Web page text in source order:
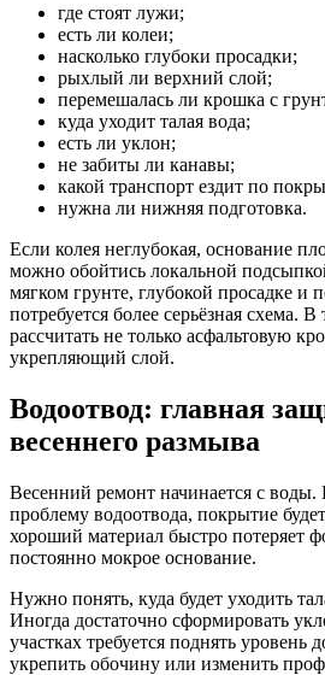
где стоят лужи;
есть ли колеи;
насколько глубоки просадки;
рыхлый ли верхний слой;
перемешалась ли крошка с
куда уходит талая вода;
есть ли уклон;
не забиты ли канавы;
какой транспорт ездит по
нужна ли нижняя подготовка.
Если колея неглубокая, основание
можно обойтись локальной
мягком грунте, глубокой просадке и
потребуется более серьёзная схема.
рассчитать не только асфальтовую
укрепляющий слой.
Водоотвод: главная
весеннего размыва
Весенний ремонт начинается с
проблему водоотвода, покрытие
хороший материал быстро потеряет
постоянно мокрое основание.
Нужно понять, куда будет уходить
Иногда достаточно сформировать
участках требуется поднять уровень
укрепить обочину или изменить